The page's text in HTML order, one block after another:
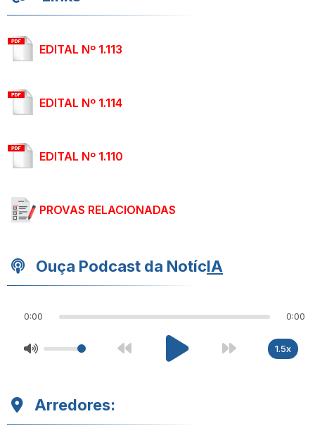
EDITAL Nº 1.113
EDITAL Nº 1.114
EDITAL Nº 1.110
PROVAS RELACIONADAS
Ouça Podcast da NotícIA
0:00 0:00
1.5x
Arredores: